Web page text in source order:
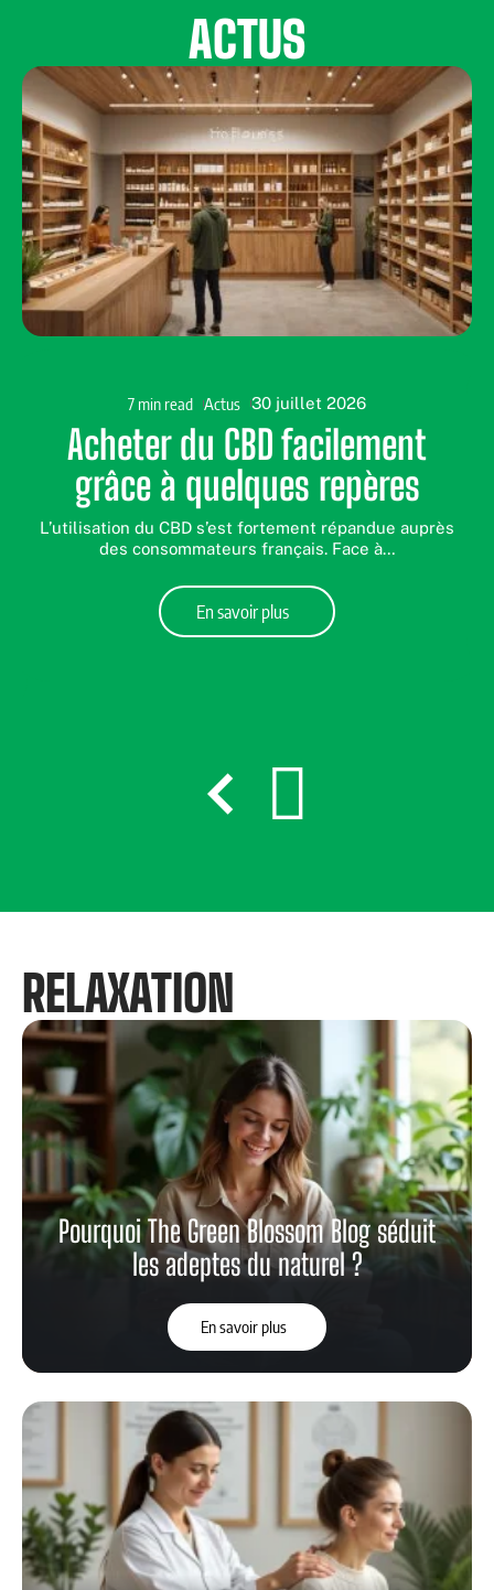
ACTUS
7 min read Actus 30 juillet 2026
Acheter du CBD facilement
grâce à quelques repères
L’utilisation du CBD s’est fortement répandue auprès
des consommateurs français. Face à…
En savoir plus
RELAXATION
Pourquoi The Green Blossom Blog séduit
les adeptes du naturel ?
En savoir plus